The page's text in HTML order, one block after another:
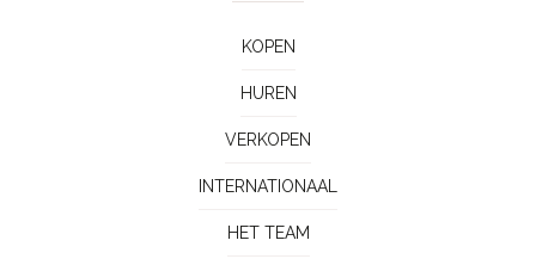
KOPEN
HUREN
VERKOPEN
INTERNATIONAAL
HET TEAM